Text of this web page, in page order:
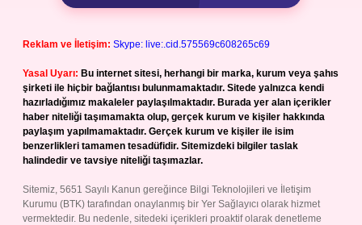
Reklam ve İletişim: Skype: live:.cid.575569c608265c69
Yasal Uyarı: Bu internet sitesi, herhangi bir marka, kurum veya şahıs
şirketi ile hiçbir bağlantısı bulunmamaktadır. Sitede yalnızca kendi
hazırladığımız makaleler paylaşılmaktadır. Burada yer alan içerikler
haber niteliği taşımamakta olup, gerçek kurum ve kişiler hakkında
paylaşım yapılmamaktadır. Gerçek kurum ve kişiler ile isim
benzerlikleri tamamen tesadüfidir. Sitemizdeki bilgiler taslak
halindedir ve tavsiye niteliği taşımazlar.
Sitemiz, 5651 Sayılı Kanun gereğince Bilgi Teknolojileri ve İletişim
Kurumu (BTK) tarafından onaylanmış bir Yer Sağlayıcı olarak hizmet
vermektedir. Bu nedenle, sitedeki içerikleri proaktif olarak denetleme